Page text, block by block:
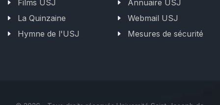
Films USJ
La Quinzaine
Hymne de l'USJ
Annuaire USJ
Webmail USJ
Mesures de sécurité